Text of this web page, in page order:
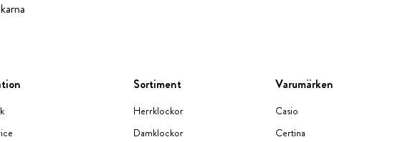
Sortiment
Herrklockor
Damklockor
Varumärken
Casio
Certina